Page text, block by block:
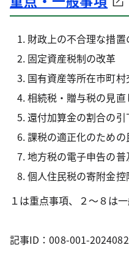
財政上の不合理な措置
固定資産税制の改革
国有資産等所在市町
相続税・贈与税の見直
還付加算金の割合の引
課税の適正化のため
地方税の電子申告の普
個人住民税の寄附金
１は重点事項、２～８は
記事ID：008-001-